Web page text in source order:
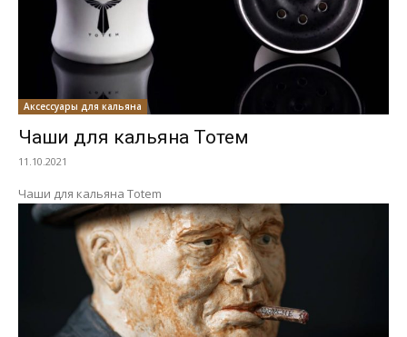
Аксессуары для кальяна
Чаши для кальяна Тотем
11.10.2021
Чаши для кальяна Totem